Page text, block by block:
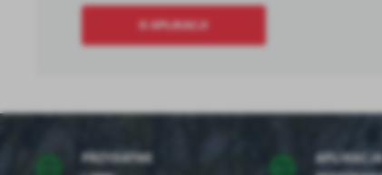
O APLIKACJI
PRZYDATNE
APLIKACJA